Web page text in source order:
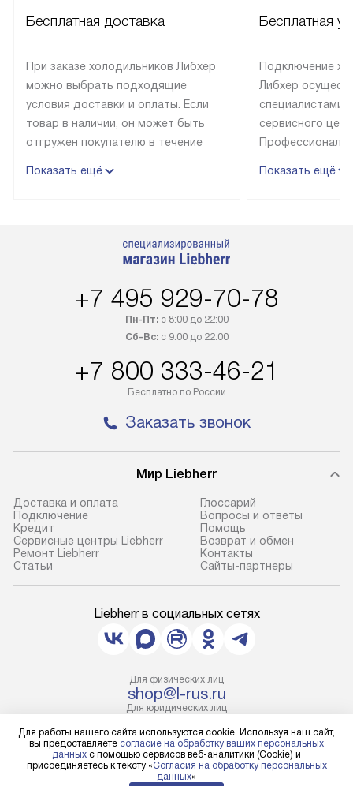
Бесплатная доставка
При заказе холодильников Либхер
можно выбрать подходящие
условия доставки и оплаты. Если
товар в наличии, он может быть
отгружен покупателю в течение
лейблом доставляется бесплатно
Показать ещё
Бесплатная
Подключение
Либхер
специалистами
сервисного
эксплуатации
Показать ещё
+7 495 929-70-78
Пн-Пт:с 8:00 до 22:00
Сб-Вс:с 9:00 до 22:00
+7 800 333-46-21
Бесплатно по России
Заказать звонок
Мир Liebherr
Доставка и оплата
Подключение
Кредит
Сервисные центры Liebherr
Ремонт Liebherr
Cтатьи
Глоссарий
Вопросы и ответы
Помощь
Возврат и обмен
Контакты
Сайты-партнеры
Liebherr в социальных сетях
Для физических лиц
shop@l-rus.ru
Для юридических лиц
НАПИСАТЬ РУКОВОДСТВУ
Для работы нашего сайта используются cookie. Используя наш сайт,
вы предоставляете согласие на обработку ваших персональных
данных с помощью сервисов веб-аналитики (Cookie) и
присоединяетесь к тексту «Согласия на обработку персональных
данных»